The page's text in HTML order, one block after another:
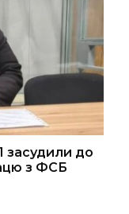
засудили до
з ФСБ